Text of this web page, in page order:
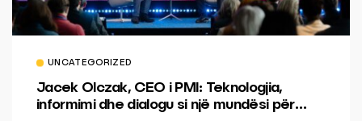
UNCATEGORIZED
Jacek Olczak, CEO i PMI: Teknologjia,
informimi dhe dialogu si një mundësi për